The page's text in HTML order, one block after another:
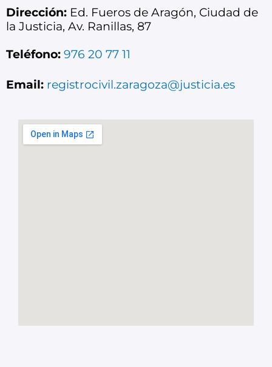
Dirección: Ed. Fueros de Aragón, Ciudad de
la Justicia, Av. Ranillas, 87
Teléfono: 976 20 77 11
Email: registrocivil.zaragoza@justicia.es